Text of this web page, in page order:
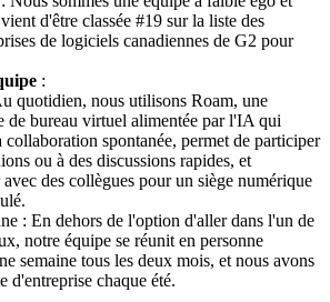
d'être classée #19 sur la liste des
de logiciels canadiennes de G2 pour
:
quotidien, nous utilisons Roam, une
de bureau virtuel alimentée par l'IA qui
collaboration spontanée, permet de participer
ou à des discussions rapides, et
des collègues pour un siège numérique
: En dehors de l'option d'aller dans l'un de
notre équipe se réunit en personne
semaine tous les deux mois, et nous avons
d'entreprise chaque été.